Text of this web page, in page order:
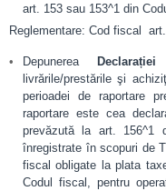
art. 153 sau 153^1 din
Reglementare: Cod fiscal
Depunerea
livrările/prestările şi
perioadei de raportare
raportare este cea
prevăzută la art. 156^1
înregistrate în scopuri de
fiscal obligate la plata
Codul fiscal, pentru